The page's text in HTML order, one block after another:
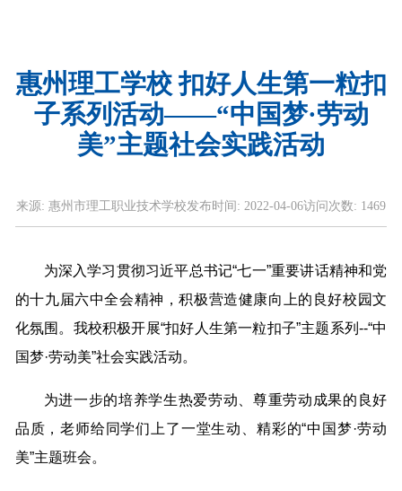
惠州理工学校 扣好人生第一粒扣
子系列活动——“中国梦·劳动
美”主题社会实践活动
来源: 惠州市理工职业技术学校发布时间: 2022-04-06访问次数: 1469
为深入学习贯彻习近平总书记“七一”重要讲话精神和党
的十九届六中全会精神，积极营造健康向上的良好校园文
化氛围。我校积极开展“扣好人生第一粒扣子”主题系列--“中
国梦·劳动美”社会实践活动。
为进一步的培养学生热爱劳动、尊重劳动成果的良好
品质，老师给同学们上了一堂生动、精彩的“中国梦·劳动
美”主题班会。